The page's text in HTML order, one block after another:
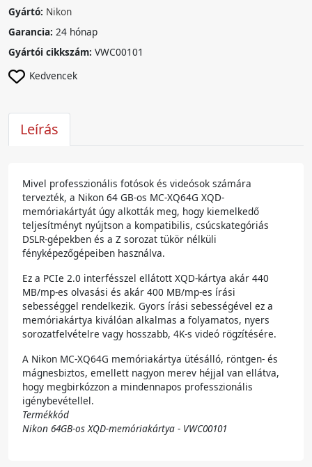
Gyártó: Nikon
Garancia: 24 hónap
Gyártói cikkszám: VWC00101
Kedvencek
Leírás
Mivel professzionális fotósok és videósok számára
tervezték, a Nikon 64 GB-os MC-XQ64G XQD-
memóriakártyát úgy alkották meg, hogy kiemelkedő
teljesítményt nyújtson a kompatibilis, csúcskategóriás
DSLR-gépekben és a Z sorozat tükör nélküli
fényképezőgépeiben használva.
Ez a PCIe 2.0 interfésszel ellátott XQD-kártya akár 440
MB/mp-es olvasási és akár 400 MB/mp-es írási
sebességgel rendelkezik. Gyors írási sebességével ez a
memóriakártya kiválóan alkalmas a folyamatos, nyers
sorozatfelvételre vagy hosszabb, 4K-s videó rögzítésére.
A Nikon MC-XQ64G memóriakártya ütésálló, röntgen- és
mágnesbiztos, emellett nagyon merev héjjal van ellátva,
hogy megbirkózzon a mindennapos professzionális
igénybevétellel.
Termékkód
Nikon 64GB-os XQD-memóriakártya - VWC00101